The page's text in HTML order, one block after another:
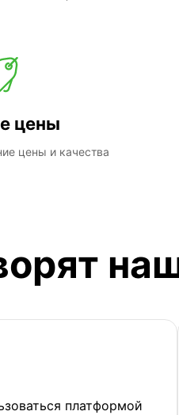
цены
цены и качества
платформой